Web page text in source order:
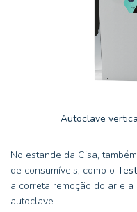
Autoclave
No estande da Cisa,
de consumíveis, como o
a correta remoção do ar e
autoclave.